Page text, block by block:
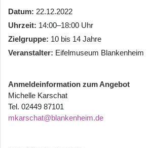
Datum 22.12.2022
Uhrzeit 14:00–18:00 Uhr
Zielgruppe 10 bis 14 Jahre
Veranstalter Eifelmuseum Blankenheim
Anmeldeinformation zum Angebot
Michelle Karschat
Tel. 02449 87101
mkarschat@blankenheim.de